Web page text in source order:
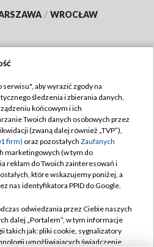
/ WROCŁAW
TVP
TVP
prywatności
zgody
Pomoc
Kontakt
aby wyrazić zgody na
śledzenia i zbierania danych,
końcowym i ich
Twoich danych osobowych przez
(zwaną dalej również „TVP”),
firm) oraz pozostałych Zaufanych
marketingowych (w tym do
reklam do Twoich zainteresowań i
które wskazujemy poniżej, a
nas identyfikatora PPID do Google.
odwiedzania przez Ciebie naszych
dalej „Portalem”, w tym informacje
takich jak: pliki cookie, sygnalizatory
umożliwiających świadczenie